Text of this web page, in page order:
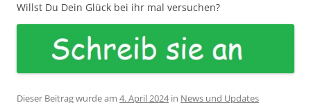
Willst Du Dein Glück bei ihr mal versuchen?
Dieser Beitrag wurde am 4. April 2024in News und Updates